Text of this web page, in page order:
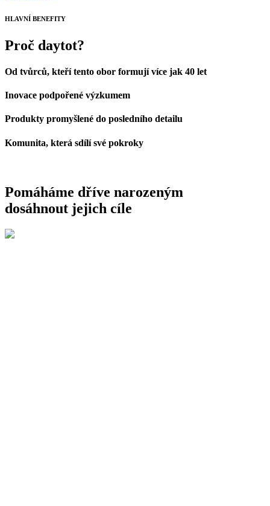
HLAVNÍ BENEFITY
Proč daytot?
Od tvůrců, kteří tento obor formují více jak 40 let
Inovace podpořené výzkumem
Produkty promyšlené do posledního detailu
Komunita, která sdílí své pokroky
Pomáháme dříve narozeným
dosáhnout jejich cíle